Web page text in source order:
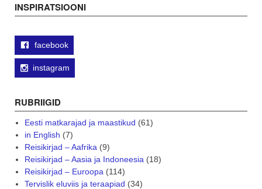
INSPIRATSIOONI
facebook
instagram
RUBRIIGID
Eesti matkarajad ja maastikud (61)
in English (7)
Reisikirjad – Aafrika (9)
Reisikirjad – Aasia ja Indoneesia (18)
Reisikirjad – Euroopa (114)
Tervislik eluviis ja teraapiad (34)